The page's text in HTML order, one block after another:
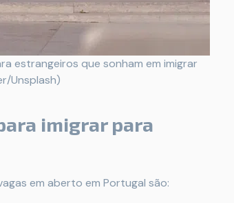
estrangeiros que sonham em imigrar
Unsplash)
imigrar para
em aberto em Portugal são: